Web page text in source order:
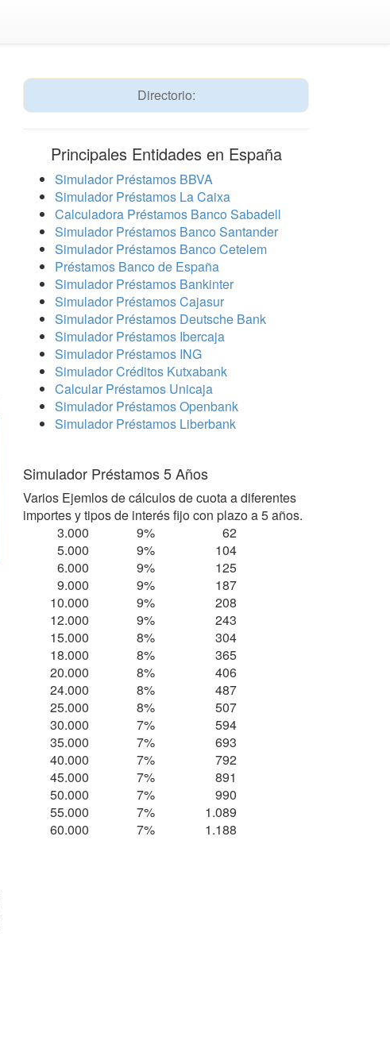
Directorio:
Principales Entidades en España
Simulador Préstamos BBVA
Simulador Préstamos La Caixa
Calculadora Préstamos Banco Sabadell
Simulador Préstamos Banco Santander
Simulador Préstamos Banco Cetelem
Préstamos Banco de España
Simulador Préstamos Bankinter
Simulador Préstamos Cajasur
Simulador Préstamos Deutsche Bank
Simulador Préstamos Ibercaja
Simulador Préstamos ING
Simulador Créditos Kutxabank
Calcular Préstamos Unicaja
Simulador Préstamos Openbank
Simulador Préstamos Liberbank
Simulador Préstamos 5 Años
Varios Ejemlos de cálculos de cuota a diferentes
importes y tipos de interés fijo con plazo a 5 años.
3.000
9%
62
5.000
9%
104
6.000
9%
125
9.000
9%
187
10.000
9%
208
12.000
9%
243
15.000
8%
304
18.000
8%
365
20.000
8%
406
24.000
8%
487
25.000
8%
507
30.000
7%
594
35.000
7%
693
40.000
7%
792
45.000
7%
891
50.000
7%
990
55.000
7%
1.089
60.000
7% 1.188